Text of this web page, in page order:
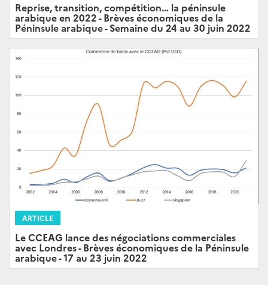
Reprise, transition, compétition… la péninsule
arabique en 2022 - Brèves économiques de la
Péninsule arabique - Semaine du 24 au 30 juin 2022
ARTICLE
Le CCEAG lance des négociations commerciales
avec Londres - Brèves économiques de la Péninsule
arabique - 17 au 23 juin 2022